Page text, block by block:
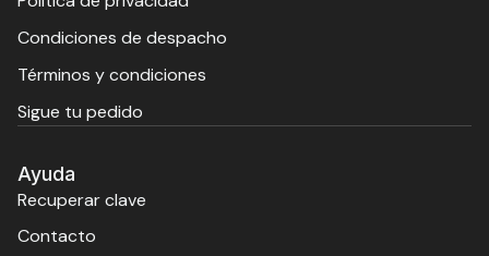
Condiciones de despacho
Términos y condiciones
Sigue tu pedido
Ayuda
Recuperar clave
Contacto